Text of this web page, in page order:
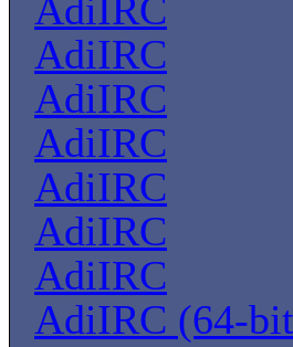
AdiIRC
AdiIRC
AdiIRC
AdiIRC
AdiIRC
AdiIRC
AdiIRC
AdiIRC (64-